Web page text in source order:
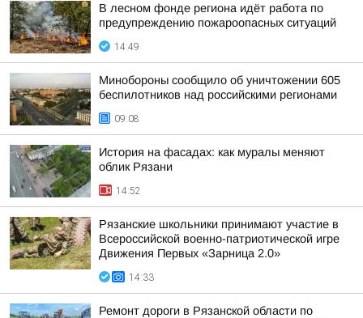
В лесном фонде региона идёт работа по
предупреждению пожароопасных ситуаций
14:49
Минобороны сообщило об уничтожении 605
беспилотников над российскими регионами
09:08
История на фасадах: как муралы меняют
облик Рязани
14:52
Рязанские школьники принимают участие в
Всероссийской военно-патриотической игре
Движения Первых «Зарница 2.0»
14:33
Ремонт дороги в Рязанской области по